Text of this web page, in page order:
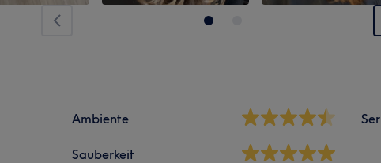
Ambiente
Sauberkeit